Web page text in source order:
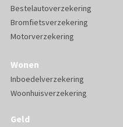
Bestelautoverzekering
Bromfietsverzekering
Motorverzekering
Wonen
Inboedelverzekering
Woonhuisverzekering
Geld